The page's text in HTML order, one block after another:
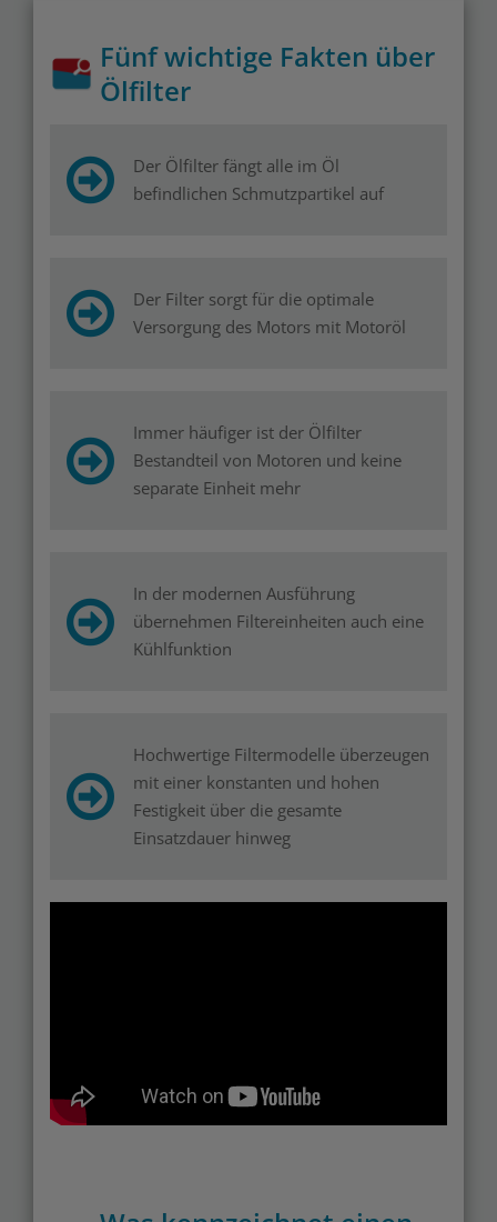
Fünf wichtige Fakten über
Ölfilter
Der Ölfilter fängt alle im Öl
befindlichen Schmutzpartikel auf
Der Filter sorgt für die optimale
Versorgung des Motors mit Motoröl
Immer häufiger ist der Ölfilter
Bestandteil von Motoren und keine
separate Einheit mehr
In der modernen Ausführung
übernehmen Filtereinheiten auch eine
Kühlfunktion
Hochwertige Filtermodelle überzeugen
mit einer konstanten und hohen
Festigkeit über die gesamte
Einsatzdauer hinweg